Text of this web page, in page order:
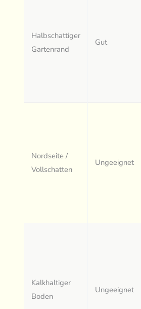
Halbschattiger
Gartenrand
Gut
Nordseite /
Vollschatten
Ungeeignet
Kalkhaltiger
Boden
Ungeeignet